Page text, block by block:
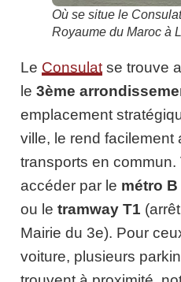
Où se situe le
Royaume du Maroc à
Le Consulatse trouve
le 3ème
emplacement
ville, le rend facilement
transports en
accéder par le métro B
ou le tramway T1
Mairie du 3e). Pour
voiture, plusieurs